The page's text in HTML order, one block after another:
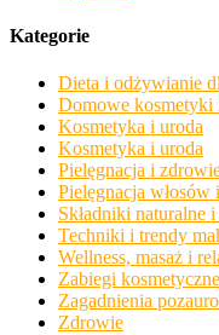
Kategorie
Dieta i odżywianie
Domowe kosmetyki
Kosmetyka i uroda
Kosmetyka i uroda
Pielęgnacja i
Pielęgnacja włosów
Składniki naturalne
Techniki i trendy
Wellness, masaż i
Zabiegi kosmetyczne
Zagadnienia
Zdrowie